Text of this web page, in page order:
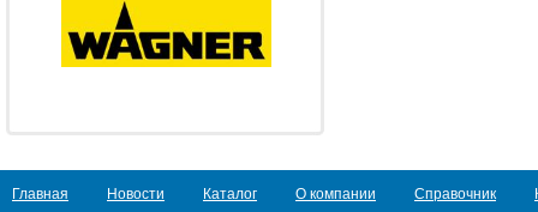
Главная Новости Каталог О компании Справочник